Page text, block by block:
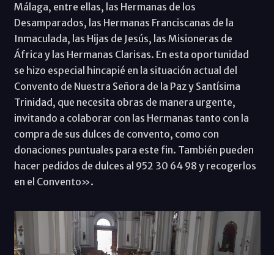
Málaga, entre ellas, las Hermanas de los
Desamparados, las Hermanas Franciscanas de la
Inmaculada, las Hijas de Jesús, las Misioneras de
África y las Hermanas Clarisas. En esta oportunidad
se hizo especial hincapié en la situación actual del
Convento de Nuestra Señora de la Paz y Santísima
Trinidad, que necesita obras de manera urgente,
invitando a colaborar con las Hermanas tanto con la
compra de sus dulces de convento, como con
donaciones puntuales para este fin. También pueden
hacer pedidos de dulces al 952 30 64 98 y recogerlos
en el Convento».